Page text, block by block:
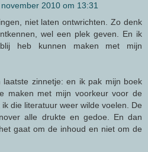
2010 om 13:31
niet laten ontwrichten. Zo denk
wel een plek geven. En ik
heb kunnen maken met mijn
laatste zinnetje: en ik pak mijn boek
maken met mijn voorkeur voor de
die literatuur weer wilde voelen. De
alle drukte en gedoe. En dan
gaat om de inhoud en niet om de